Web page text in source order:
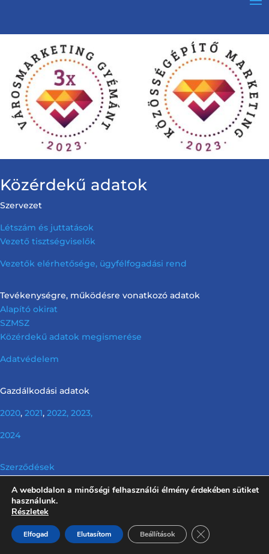
Közérdekű adatok
Szervezet
Létszám és juttatások
Vezető tisztségviselők
Vezetők elérhetősége, ügyfélfogadási rend
Tevékenységre, működésre vonatkozó adatok
Alapító okirat
SZMSZ
Közérdekű adatok megismerése
Adatvédelem
Gazdálkodási adatok
2020, 2021, 2022, 2023,
2024
Szerződések
Info tv. előírása szerinti nem releváns információk
A weboldalon a minőségi felhasználói élmény érdekében sütiket
használunk.
Részletek
Elfogad Elutasítom Beállítások Close GDPR